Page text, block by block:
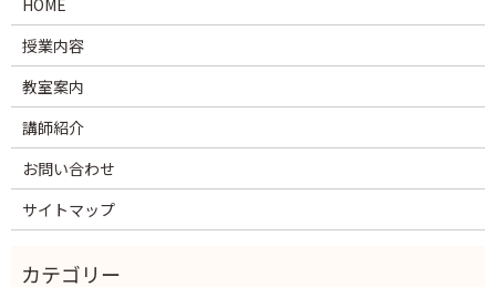
HOME
授業内容
教室案内
講師紹介
お問い合わせ
サイトマップ